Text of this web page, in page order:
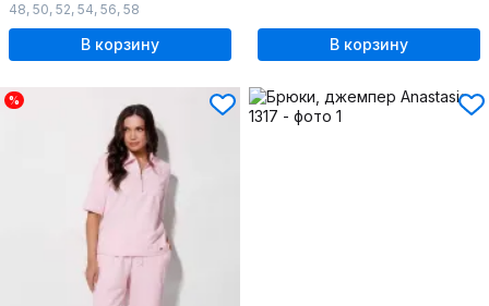
48, 50, 52, 54, 56, 58
В корзину В корзину
%